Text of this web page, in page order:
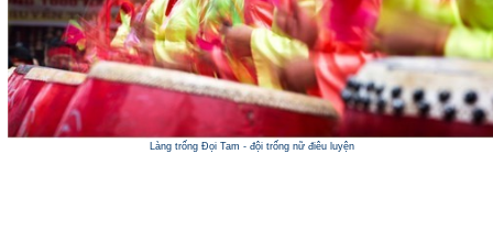
Làng trống Đọi Tam - đội trống nữ điêu luyện